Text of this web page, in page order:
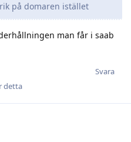
på domaren istället
man får i saab
Svara
detta